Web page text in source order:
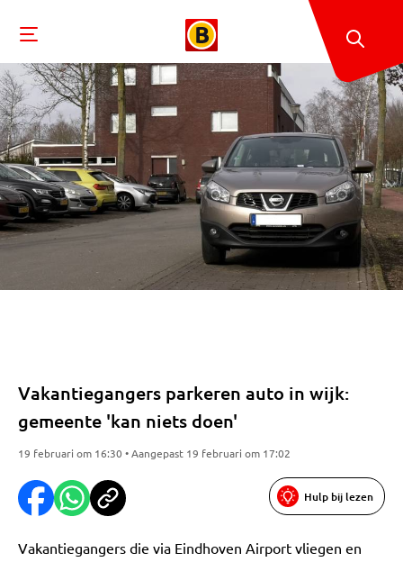
Vakantiegangers parkeren auto in wijk:
gemeente 'kan niets doen'
19 februari om 16:30 • Aangepast 19 februari om 17:02
Hulp bij lezen
Vakantiegangers die via Eindhoven Airport vliegen en